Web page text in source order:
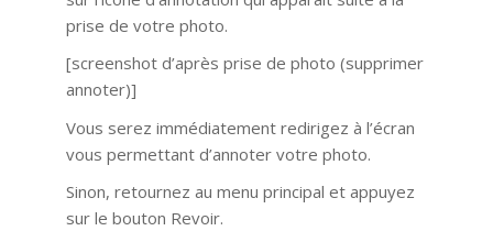
prise de votre photo.
[screenshot d’après prise de photo (supprimer
annoter)]
Vous serez immédiatement redirigez à l’écran
vous permettant d’annoter votre photo.
Sinon, retournez au menu principal et appuyez
sur le bouton Revoir.